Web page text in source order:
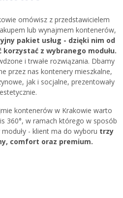
omówisz z przedstawicielem
lub wynajmem kontenerów,
pakiet usług - dzięki nim od
korzystać z wybranego modułu.
i trwałe rozwiązania. Dbamy
przez nas kontenery mieszkalne,
jak i socjalne, prezentowały
kontenerów w Krakowie warto
360°, w ramach którego w sposób
- klient ma do wyboru trzy
comfort oraz premium.